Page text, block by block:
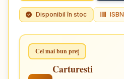
Disponibil în stoc
Cel mai bun preț
Carturesti